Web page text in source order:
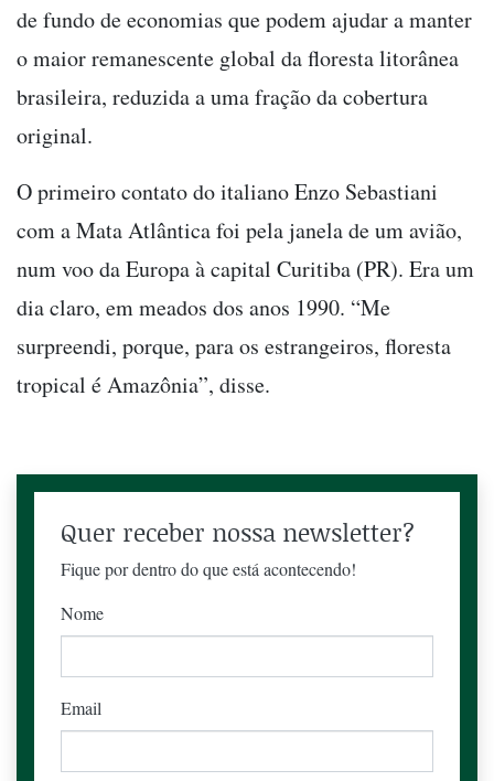
de fundo de economias que podem ajudar a manter
o maior remanescente global da floresta litorânea
brasileira, reduzida a uma fração da cobertura
original.
O primeiro contato do italiano Enzo Sebastiani
com a Mata Atlântica foi pela janela de um avião,
num voo da Europa à capital Curitiba (PR). Era um
dia claro, em meados dos anos 1990. “Me
surpreendi, porque, para os estrangeiros, floresta
tropical é Amazônia”, disse.
Quer receber nossa newsletter?
Fique por dentro do que está acontecendo!
Nome
Email